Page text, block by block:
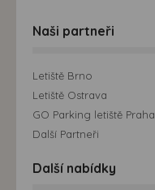
Naši partneři
Letiště Brno
Letiště Ostrava
GO Parking letiště Praha
Další Partneři
Další nabídky